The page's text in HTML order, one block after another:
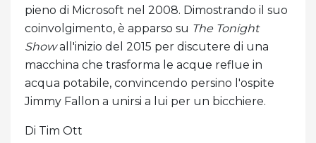
pieno di Microsoft nel 2008. Dimostrando il suo
coinvolgimento, è apparso su The Tonight
Showall'inizio del 2015 per discutere di una
macchina che trasforma le acque reflue in
acqua potabile, convincendo persino l'ospite
Jimmy Fallon a unirsi a lui per un bicchiere.
Di Tim Ott